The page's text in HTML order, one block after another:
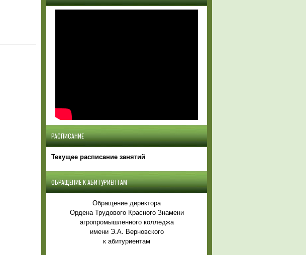
РАСПИСАНИЕ
Текущее расписание занятий
ОБРАЩЕНИЕ К АБИТУРИЕНТАМ
Обращение директора
Ордена Трудового Красного Знамени
агропромышленного колледжа
имени Э.А. Верновского
к абитуриентам